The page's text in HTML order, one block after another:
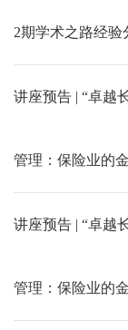
2期学术之路经验
讲座预告 | “卓越
管理：保险业的
讲座预告 | “卓越
管理：保险业的